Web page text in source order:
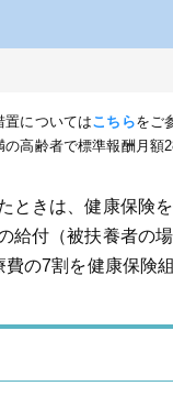
についてはこちらをご
高齢者で標準報酬月額
ときは、健康保険
給付（被扶養者の
の7割を健康保険